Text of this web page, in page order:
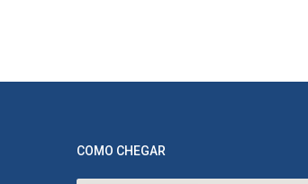
COMO CHEGAR